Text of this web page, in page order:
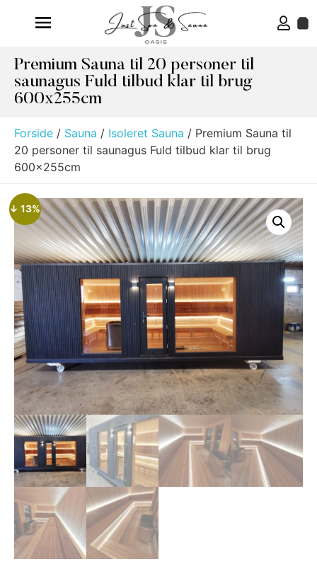
Premium Sauna til 20 personer til
saunagus Fuld tilbud klar til brug
600x255cm
Forside / Sauna / Isoleret Sauna / Premium Sauna til
20 personer til saunagus Fuld tilbud klar til brug
600x255cm
↓ 13%